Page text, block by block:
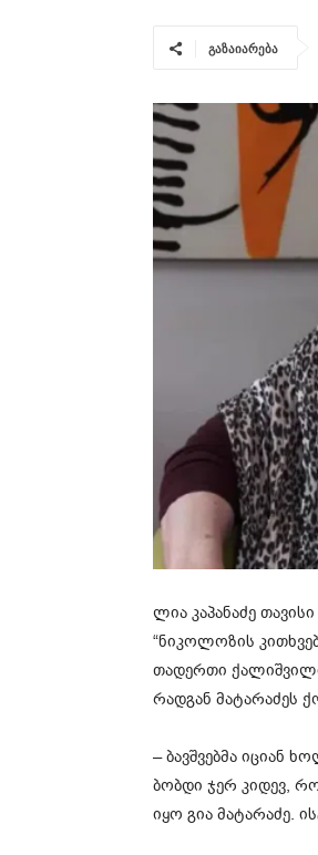
გაზაიარება
ლია კა­პა­ნა­ძე
“ნი­კო­ლო­ზის
თა­დერ­თი
რად­გან მა­ტა­რა­ძეს
– ბავ­შვებ­მა იცი­ან
ბობ­დი ჯერ კი­დევ,
იყო გია მა­ტა­რა­ძე.